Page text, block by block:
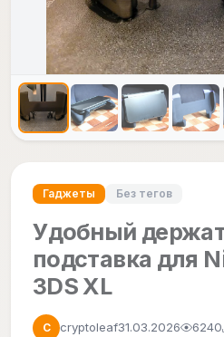
Гаджеты Без тегов
Удобный
подставка для
3DS XL
C cryptoleaf31.03.2026 6240